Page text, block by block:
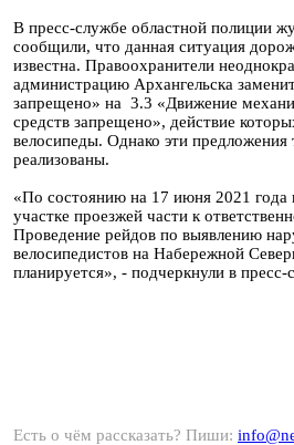
В пресс-службе областной полиции
сообщили, что данная ситуация
известна. Правоохранители
администрацию Архангельска
запрещено» на 3.3 «Движение
средств запрещено», действие
велосипеды. Однако эти предложения
реализованы.
«По состоянию на 17 июня 2021 года
участке проезжей части к
Проведение рейдов по выявлению
велосипедистов на Набережной
планируется», - подчеркнули в
Есть о чём рассказать? Пиши: